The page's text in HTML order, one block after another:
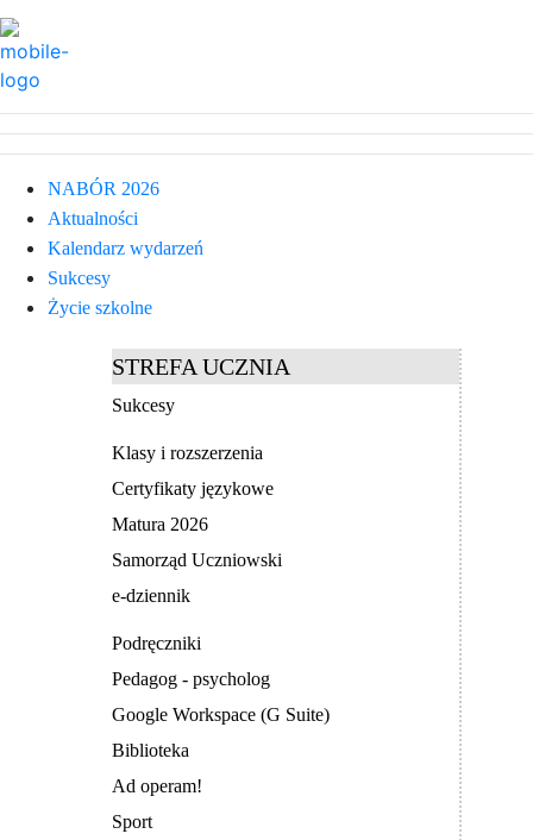
NABÓR 2026
Aktualności
Kalendarz wydarzeń
Sukcesy
Życie szkolne
STREFA UCZNIA
Sukcesy
Klasy i rozszerzenia
Certyfikaty językowe
Matura 2026
Samorząd Uczniowski
e-dziennik
Podręczniki
Pedagog - psycholog
Google Workspace (G Suite)
Biblioteka
Ad operam!
Sport